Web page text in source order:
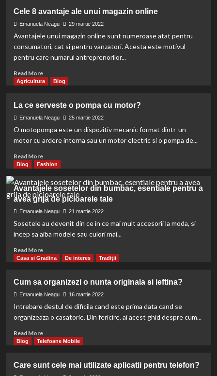
importante?
sunt
boxele
active?
Specificatii
avantaje
Cele 8 avantaje ale unui magazin online
Emanuela Neagu 29 martie 2022
Avantajele unui magazin online sunt numeroase atat pentru
consumatori, cat si pentru vanzatori. Acesta este motivul
pentru care numarul antreprenorilor...
Read MoreRead
more
8
avantaje
ale
unui
online
Agricultura Blog
La ce serveste o pompa cu motor?
Emanuela Neagu 25 martie 2022
O motopompa este un dispozitiv mecanic format dintr-un
motor cu ardere interna sau un motor electric si o pompa de...
Read MoreRead
more
La
ce
serveste
o
pompa
motor?
Blog Fashion
Avantajele sosetelor din bumbac, esentiale pentru a
avea grija de picioarele tale
Emanuela Neagu 21 martie 2022
Sosetele au devenit din ce in ce mai mult accesorii la moda, si
incep sa aiba modele sau culori mai...
Read MoreRead
more
sosetelor
din
bumbac,
a
avea
picioarele
Casa si Gradina De interes Tradiții
Cum sa organizezi o nunta originala si ieftina?
Emanuela Neagu 16 martie 2022
Intrebare destul de dificila cand este prima data cand se
organizeaza o casatorie. Din fericire, ai acest ghid despre cum...
Read MoreRead
more
sa
Blog Telefoane Mobile
Care sunt cele mai utilizate aplicatii pentru telefon?